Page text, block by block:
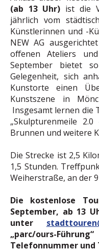
(ab 13 Uhr) ist die
jährlich vom
Künstlerinnen und -
NEW AG
offenen Ateliers
September bietet
Gelegenheit, sich
Kunstorte einen
Kunstszene in
Insgesamt lernen die
„Skulpturenmeile
Brunnen und weitere
Die Strecke ist 2,5
1,5 Stunden.
Weiherstraße, an der
Die kostenlose
September, ab 13
unter
„parc/ours-
Telefonnummer und